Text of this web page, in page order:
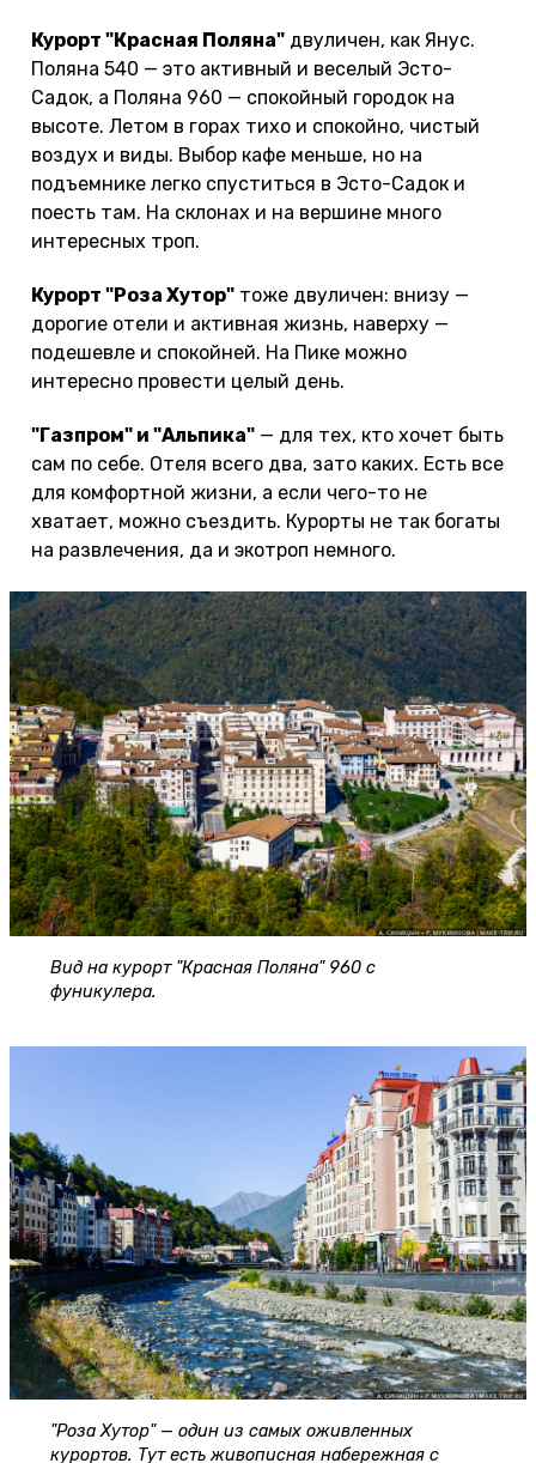
Курорт "Красная Поляна" двуличен, как Янус.
Поляна 540 — это активный и веселый Эсто-
Садок, а Поляна 960 — спокойный городок на
высоте. Летом в горах тихо и спокойно, чистый
воздух и виды. Выбор кафе меньше, но на
подъемнике легко спуститься в Эсто-Садок и
поесть там. На склонах и на вершине много
интересных троп.
Курорт "Роза Хутор" тоже двуличен: внизу —
дорогие отели и активная жизнь, наверху —
подешевле и спокойней. На Пике можно
интересно провести целый день.
"Газпром" и "Альпика" — для тех, кто хочет быть
сам по себе. Отеля всего два, зато каких. Есть все
для комфортной жизни, а если чего-то не
хватает, можно съездить. Курорты не так богаты
на развлечения, да и экотроп немного.
Вид на курорт "Красная Поляна" 960 с
фуникулера.
"Роза Хутор" — один из самых оживленных
курортов. Тут есть живописная набережная с